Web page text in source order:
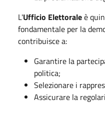
L'Ufficio Elettoraleè
fondamentale per la
contribuisce a:
Garantire la
politica;
Selezionare i
Assicurare la